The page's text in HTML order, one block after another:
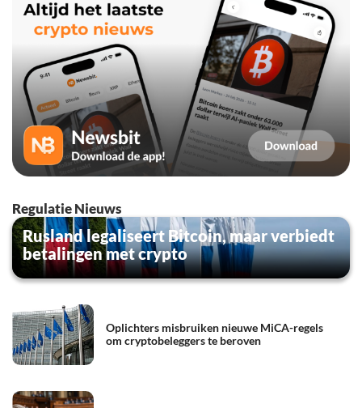
Regulatie Nieuws
Rusland legaliseert Bitcoin, maar verbiedt
betalingen met crypto
Oplichters misbruiken nieuwe MiCA-regels
om cryptobeleggers te beroven